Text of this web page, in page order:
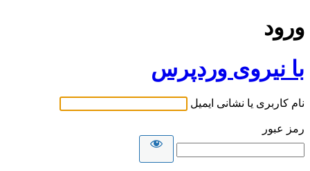
ورود
با نیروی وردپرس
نام کاربری یا نشانی ایمیل
رمز عبور